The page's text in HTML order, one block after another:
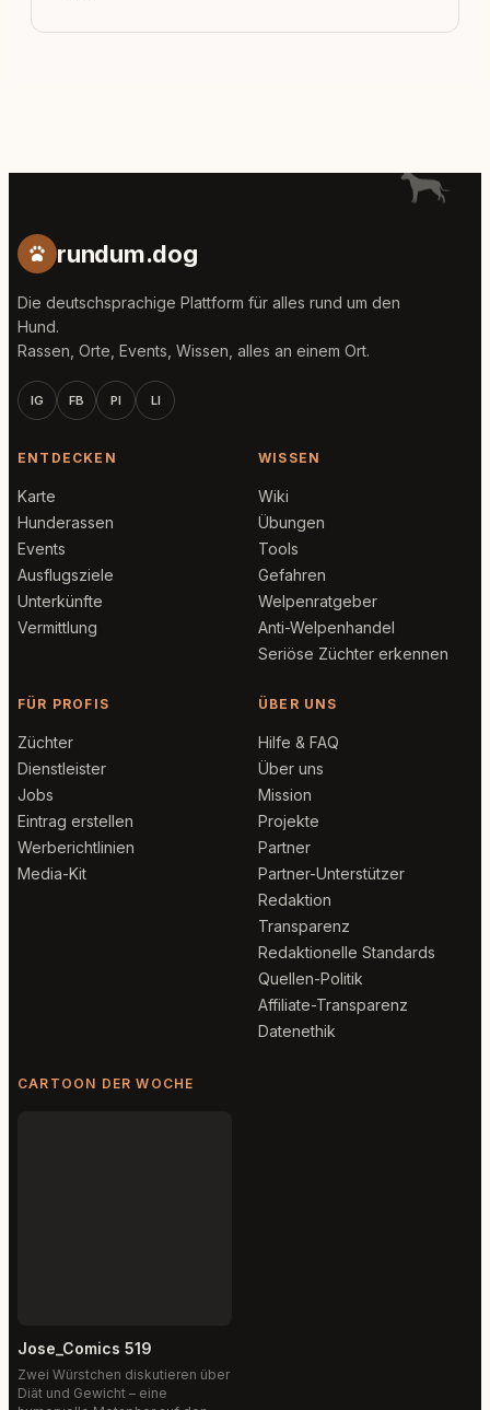
rundum.dog
Die deutschsprachige Plattform für alles rund um den
Hund.
Rassen, Orte, Events, Wissen, alles an einem Ort.
IG FB PI LI
ENTDECKEN
Karte
Hunderassen
Events
Ausflugsziele
Unterkünfte
Vermittlung
WISSEN
Wiki
Übungen
Tools
Gefahren
Welpenratgeber
Anti-Welpenhandel
Seriöse Züchter erkennen
FÜR PROFIS
Züchter
Dienstleister
Jobs
Eintrag erstellen
Werberichtlinien
Media-Kit
ÜBER UNS
Hilfe & FAQ
Über uns
Mission
Projekte
Partner
Partner-Unterstützer
Redaktion
Transparenz
Redaktionelle Standards
Quellen-Politik
Affiliate-Transparenz
Datenethik
CARTOON DER WOCHE
Jose_Comics 519
Zwei Würstchen diskutieren über
Diät und Gewicht – eine